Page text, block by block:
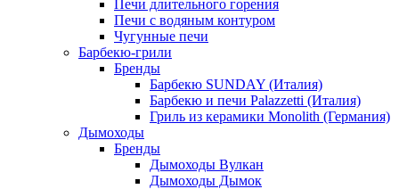
Печи длительного горения
Печи с водяным контуром
Чугунные печи
Барбекю-грили
Бренды
Барбекю SUNDAY (Италия)
Барбекю и печи Palazzetti (Италия)
Гриль из керамики Monolith (Германия)
Дымоходы
Бренды
Дымоходы Вулкан
Дымоходы Дымок